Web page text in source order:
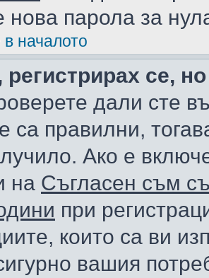
нова парола за
началото
се,
дали сте
са правилни,
Ако е
на Съгласен съм
при
които са ви
вашия